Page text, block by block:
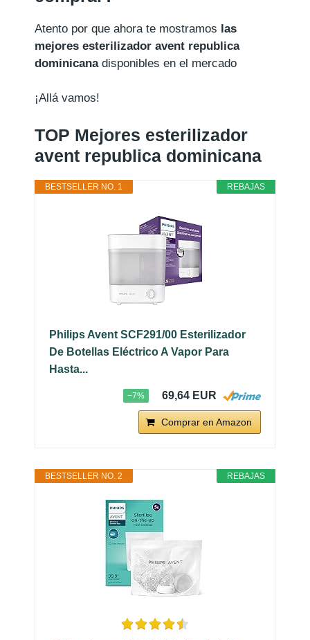
Atento por que ahora te mostramos las
mejores esterilizador avent republica
dominicanadisponibles en el mercado
¡Allá vamos!
TOP Mejores esterilizador
avent republica dominicana
REBAJAS
BESTSELLER NO. 1
Philips Avent SCF291/00 Esterilizador
De Botellas Eléctrico A Vapor Para
Hasta...
−7% 69,64 EUR
Comprar en Amazon
REBAJAS
BESTSELLER NO. 2